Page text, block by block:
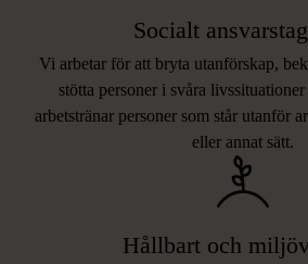
Socialt
Vi arbetar för att bryta utanförskap,
stötta personer i svåra
arbetstränar personer som står utanför
eller annat sätt.
Hållbart och